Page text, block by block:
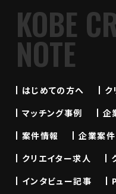
KOBE
NOTE
はじめての方へ
ク
マッチング事例
企
案件情報
企業案件
クリエイター求人
インタビュー記事